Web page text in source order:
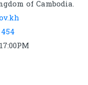
of Cambodia.